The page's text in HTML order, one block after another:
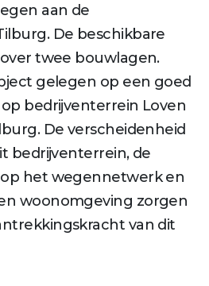
aan de
De beschikbare
twee bouwlagen.
gelegen op een goed
bedrijventerrein Loven
De verscheidenheid
bedrijventerrein, de
het wegennetwerk en
woonomgeving zorgen
van dit